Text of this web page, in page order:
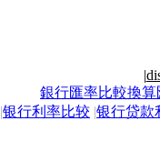
|
銀行匯率比較換算
|银行利率比较 |银行贷款